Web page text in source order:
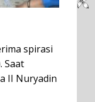
spirasi
Saat
II Nuryadin